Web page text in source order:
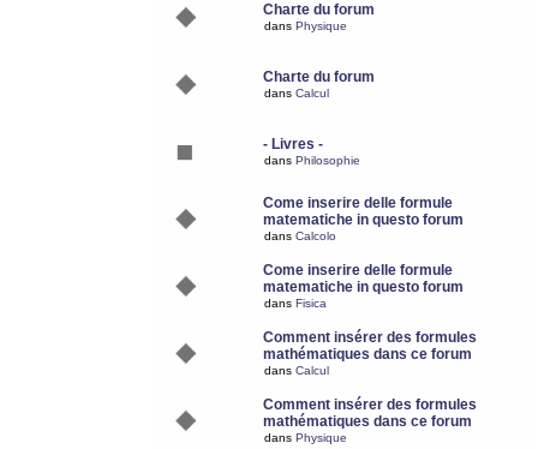
Charte du forum
dans Physique
Charte du forum
dans Calcul
- Livres -
dans Philosophie
Come inserire delle formule
matematiche in questo forum
dans Calcolo
Come inserire delle formule
matematiche in questo forum
dans Fisica
Comment insérer des formules
mathématiques dans ce forum
dans Calcul
Comment insérer des formules
mathématiques dans ce forum
dans Physique